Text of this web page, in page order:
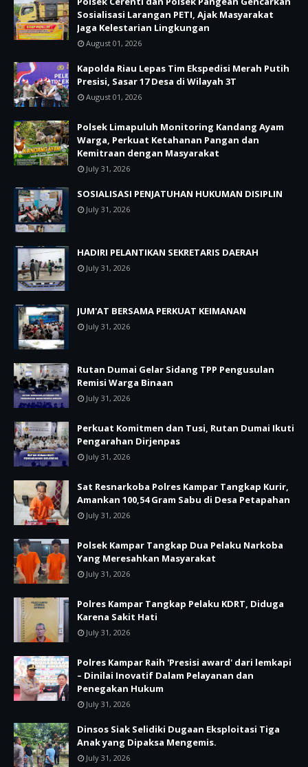
Sosialisasi Larangan PETI, Ajak Masyarakat
Jaga Kelestarian Lingkungan
August 01, 2026
Kapolda Riau Lepas Tim Ekspedisi Merah Putih
Presisi, Sasar 17 Desa di Wilayah 3T
August 01, 2026
Polsek Limapuluh Monitoring Kandang Ayam
Warga, Perkuat Ketahanan Pangan dan
Kemitraan dengan Masyarakat
July 31, 2026
SOSIALISASI PENJATUHAN HUKUMAN DISIPLIN
July 31, 2026
HADIRI PELANTIKAN SEKRETARIS DAERAH
July 31, 2026
JUM'AT BERSAMA PERKUAT KEIMANAN
July 31, 2026
Rutan Dumai Gelar Sidang TPP Pengusulan
Remisi Warga Binaan
July 31, 2026
Perkuat Komitmen dan Tusi, Rutan Dumai Ikuti
Pengarahan Dirjenpas
July 31, 2026
Sat Resnarkoba Polres Kampar Tangkap Kurir,
Amankan 100,54 Gram Sabu di Desa Petapahan
July 31, 2026
Polsek Kampar Tangkap Dua Pelaku Narkoba
Yang Meresahkan Masyarakat
July 31, 2026
Polres Kampar Tangkap Pelaku KDRT, Diduga
Karena Sakit Hati
July 31, 2026
Polres Kampar Raih 'Presisi award' dari lemkapi
– Dinilai Inovatif Dalam Pelayanan dan
Penegakan Hukum
July 31, 2026
Dinsos Siak Selidiki Dugaan Eksploitasi Tiga
Anak yang Dipaksa Mengemis.
July 31, 2026